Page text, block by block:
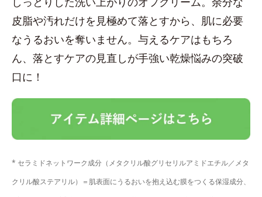
皮脂や汚れだけを見極めて落とすから、肌に必要
なうるおいを奪いません。与えるケアはもちろ
ん、落とすケアの見直しが手強い乾燥悩みの突破
口に！
* セラミドネットワーク成分（メタクリル酸グリセリルアミドエチル／メタ
クリル酸ステアリル）＝肌表面にうるおいを抱え込む膜をつくる保湿成分、